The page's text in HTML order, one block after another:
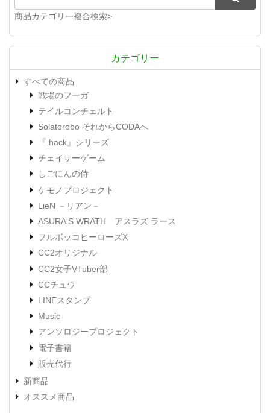
商品カテゴリー複合検索>
カテゴリー
すべての商品
戦場のフーガ
テイルコンチェルト
Solatorobo それからCODAへ
『.hack』シリーズ
チェイサーゲーム
しごにんの侍
ケモノプロジェクト
LieN －リアン－
ASURA'S WRATH アスラズ ラース
フルボッコヒーローズX
CC2オリジナル
CC2女子VTuber部
CCチュウ
LINEスタンプ
Music
アンソロジープロジェクト
電子書籍
販売代行
新商品
オススメ商品